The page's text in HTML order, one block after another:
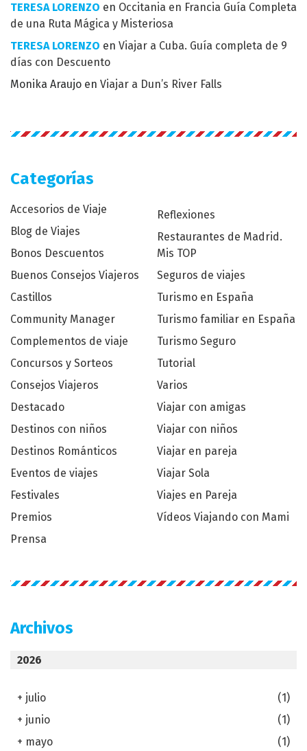
TERESA LORENZO en Occitania en Francia Guía Completa
de una Ruta Mágica y Misteriosa
TERESA LORENZO en Viajar a Cuba. Guía completa de 9
días con Descuento
Monika Araujo en Viajar a Dun’s River Falls
Categorías
Accesorios de Viaje
Blog de Viajes
Bonos Descuentos
Buenos Consejos Viajeros
Castillos
Community Manager
Complementos de viaje
Concursos y Sorteos
Consejos Viajeros
Destacado
Destinos con niños
Destinos Románticos
Eventos de viajes
Festivales
Premios
Prensa
Reflexiones
Restaurantes de Madrid.
Mis TOP
Seguros de viajes
Turismo en España
Turismo familiar en España
Turismo Seguro
Tutorial
Varios
Viajar con amigas
Viajar con niños
Viajar en pareja
Viajar Sola
Viajes en Pareja
Vídeos Viajando con Mami
Archivos
2026
+ julio
(1)
+ junio
(1)
+ mayo
(1)